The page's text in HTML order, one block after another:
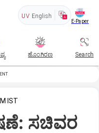
UV English
E-Paper
ಹೊಂಗಿರಣ Search
IST
ಸಚಿವರ